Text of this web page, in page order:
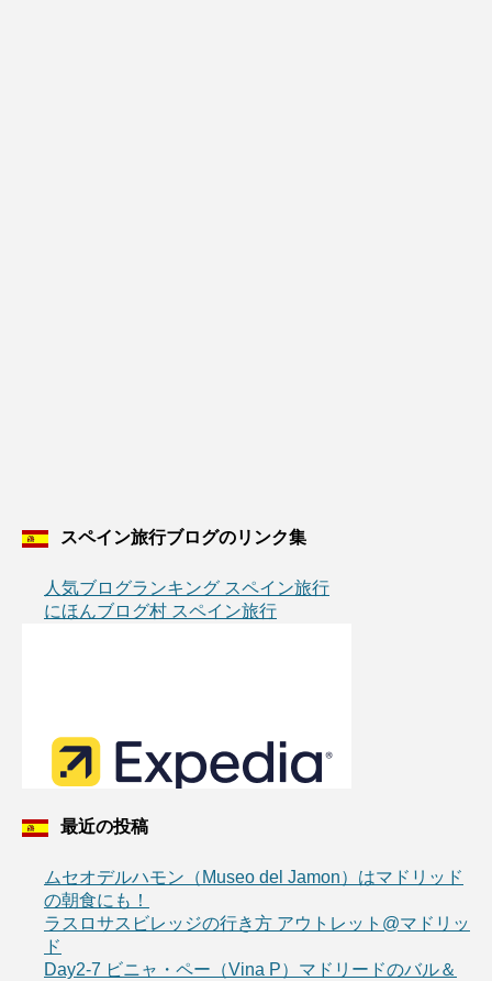
スペイン旅行ブログのリンク集
人気ブログランキング スペイン旅行
にほんブログ村 スペイン旅行
最近の投稿
ムセオデルハモン（Museo del Jamon）はマドリッド
の朝食にも！
ラスロサスビレッジの行き方 アウトレット@マドリッ
ド
Day2-7 ビニャ・ペー（Vina P）マドリードのバル＆